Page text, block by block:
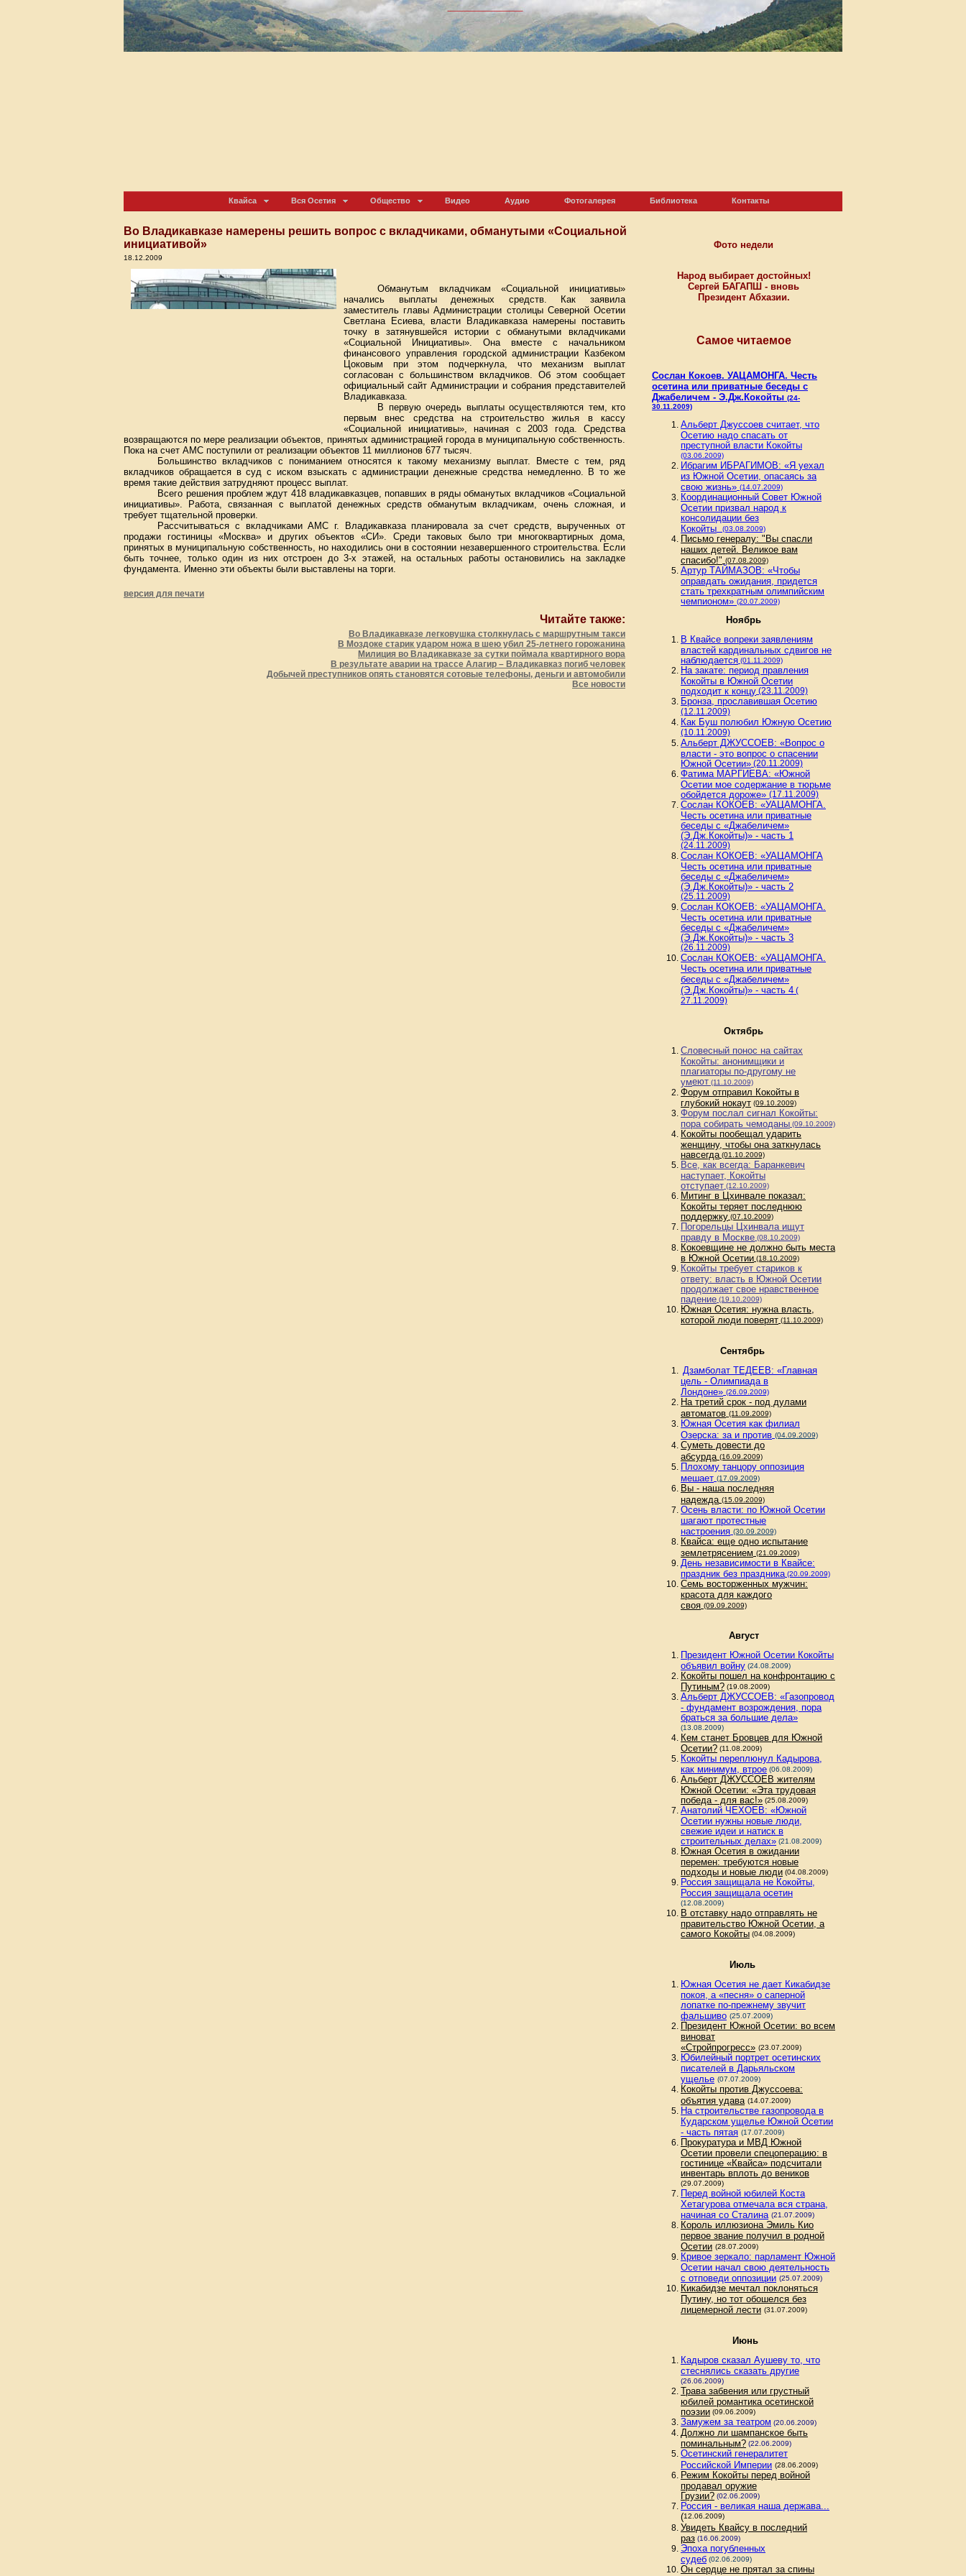
Квайса Вся Осетия Общество Видео Аудио Фотогалерея Библиотека Контакты
Во Владикавказе намерены решить вопрос с вкладчиками, обманутыми «Социальной
инициативой»
18.12.2009
Обманутым вкладчикам «Социальной инициативы»
начались выплаты денежных средств. Как заявила
заместитель главы Администрации столицы Северной Осетии
Светлана Есиева, власти Владикавказа намерены поставить
точку в затянувшейся истории с обманутыми вкладчиками
«Социальной Инициативы». Она вместе с начальником
финансового управления городской администрации Казбеком
Цоковым при этом подчеркнула, что механизм выплат
согласован с большинством вкладчиков. Об этом сообщает
официальный сайт Администрации и собрания представителей
Владикавказа.
В первую очередь выплаты осуществляются тем, кто
первым внес средства на строительство жилья в кассу
«Социальной инициативы», начиная с 2003 года. Средства
возвращаются по мере реализации объектов, принятых администрацией города в муниципальную собственность.
Пока на счет АМС поступили от реализации объектов 11 миллионов 677 тысяч.
Большинство вкладчиков с пониманием относятся к такому механизму выплат. Вместе с тем, ряд
вкладчиков обращается в суд с иском взыскать с администрации денежные средства немедленно. В то же
время такие действия затрудняют процесс выплат.
Всего решения проблем ждут 418 владикавказцев, попавших в ряды обманутых вкладчиков «Социальной
инициативы». Работа, связанная с выплатой денежных средств обманутым вкладчикам, очень сложная, и
требует тщательной проверки.
Рассчитываться с вкладчиками АМС г. Владикавказа планировала за счет средств, вырученных от
продажи гостиницы «Москва» и других объектов «СИ». Среди таковых было три многоквартирных дома,
принятых в муниципальную собственность, но находились они в состоянии незавершенного строительства. Если
быть точнее, только один из них отстроен до 3-х этажей, на остальных работы остановились на закладке
фундамента. Именно эти объекты были выставлены на торги.
версия для печати
Читайте также:
Во Владикавказе легковушка столкнулась с маршрутным такси
В Моздоке старик ударом ножа в шею убил 25-летнего горожанина
Милиция во Владикавказе за сутки поймала квартирного вора
В результате аварии на трассе Алагир – Владикавказ погиб человек
Добычей преступников опять становятся сотовые телефоны, деньги и автомобили
Все новости
Фото недели
Народ выбирает достойных!
Сергей БАГАПШ - вновь
Президент Абхазии.
Самое читаемое
Сослан Кокоев. УАЦАМОНГА. Честь
осетина или приватные беседы с
Джабеличем - Э.Дж.Кокойты (24-
30.11.2009)
Альберт Джуссоев считает, что
Осетию надо спасать от
преступной власти Кокойты
(03.06.2009)
Ибрагим ИБРАГИМОВ: «Я уехал
из Южной Осетии, опасаясь за
свою жизнь» (14.07.2009)
Координационный Совет Южной
Осетии призвал народ к
консолидации без
Кокойты
(03.08.2009)
Письмо генералу: "Вы спасли
наших детей. Великое вам
спасибо!" (07.08.2009)
Артур ТАЙМАЗОВ: «Чтобы
оправдать ожидания, придется
стать трехкратным олимпийским
чемпионом» (20.07.2009)
Ноябрь
В Квайсе вопреки заявлениям
властей кардинальных сдвигов не
наблюдается (01.11.2009)
На закате: период правления
Кокойты в Южной Осетии
подходит к концу (23.11.2009)
Бронза, прославившая Осетию
(12.11.2009)
Как Буш полюбил Южную Осетию
(10.11.2009)
Альберт ДЖУССОЕВ: «Вопрос о
власти - это вопрос о спасении
Южной Осетии» (20.11.2009)
Фатима МАРГИЕВА: «Южной
Осетии мое содержание в тюрьме
обойдется дороже» (17.11.2009)
Сослан КОКОЕВ: «УАЦАМОНГА.
Честь осетина или приватные
беседы с «Джабеличем»
(Э.Дж.Кокойты)» - часть 1
(24.11.2009)
Сослан КОКОЕВ: «УАЦАМОНГА
Честь осетина или приватные
беседы с «Джабеличем»
(Э.Дж.Кокойты)» - часть 2
(25.11.2009)
Сослан КОКОЕВ: «УАЦАМОНГА.
Честь осетина или приватные
беседы с «Джабеличем»
(Э.Дж.Кокойты)» - часть 3
(26.11.2009)
Сослан КОКОЕВ: «УАЦАМОНГА.
Честь осетина или приватные
беседы с «Джабеличем»
(Э.Дж.Кокойты)» - часть 4 (
27.11.2009)
Октябрь
Словесный понос на сайтах
Кокойты: анонимщики и
плагиаторы по-другому не
умеют (11.10.2009)
Форум отправил Кокойты в
глубокий нокаут (09.10.2009)
Форум послал сигнал Кокойты:
пора собирать чемоданы (09.10.2009)
Кокойты пообещал ударить
женщину, чтобы она заткнулась
навсегда (01.10.2009)
Все, как всегда: Баранкевич
наступает, Кокойты
отступает (12.10.2009)
Митинг в Цхинвале показал:
Кокойты теряет последнюю
поддержку (07.10.2009)
Погорельцы Цхинвала ищут
правду в Москве (08.10.2009)
Кокоевщине не должно быть места
в Южной Осетии (18.10.2009)
Кокойты требует стариков к
ответу: власть в Южной Осетии
продолжает свое нравственное
падение (19.10.2009)
Южная Осетия: нужна власть,
которой люди поверят (11.10.2009)
Сентябрь
Дзамболат ТЕДЕЕВ: «Главная
цель - Олимпиада в
Лондоне» (26.09.2009)
На третий срок - под дулами
автоматов (11.09.2009)
Южная Осетия как филиал
Озерска: за и против (04.09.2009)
Суметь довести до
абсурда (16.09.2009)
Плохому танцору оппозиция
мешает (17.09.2009)
Вы - наша последняя
надежда (15.09.2009)
Осень власти: по Южной Осетии
шагают протестные
настроения (30.09.2009)
Квайса: еще одно испытание
землетрясением (21.09.2009)
День независимости в Квайсе:
праздник без праздника (20.09.2009)
Семь восторженных мужчин:
красота для каждого
своя (09.09.2009)
Август
Президент Южной Осетии Кокойты
объявил войну (24.08.2009)
Кокойты пошел на конфронтацию с
Путиным? (19.08.2009)
Альберт ДЖУССОЕВ: «Газопровод
- фундамент возрождения, пора
браться за большие дела»
(13.08.2009)
Кем станет Бровцев для Южной
Осетии? (11.08.2009)
Кокойты переплюнул Кадырова,
как минимум, втрое (06.08.2009)
Альберт ДЖУССОЕВ жителям
Южной Осетии: «Эта трудовая
победа - для вас!» (25.08.2009)
Анатолий ЧЕХОЕВ: «Южной
Осетии нужны новые люди,
свежие идеи и натиск в
строительных делах» (21.08.2009)
Южная Осетия в ожидании
перемен: требуются новые
подходы и новые люди (04.08.2009)
Россия защищала не Кокойты,
Россия защищала осетин
(12.08.2009)
В отставку надо отправлять не
правительство Южной Осетии, а
самого Кокойты (04.08.2009)
Июль
Южная Осетия не дает Кикабидзе
покоя, а «песня» о саперной
лопатке по-прежнему звучит
фальшиво (25.07.2009)
Президент Южной Осетии: во всем
виноват
«Стройпрогресс» (23.07.2009)
Юбилейный портрет осетинских
писателей в Дарьяльском
ущелье (07.07.2009)
Кокойты против Джуссоева:
объятия удава (14.07.2009)
На строительстве газопровода в
Кударском ущелье Южной Осетии
- часть пятая (17.07.2009)
Прокуратура и МВД Южной
Осетии провели спецоперацию: в
гостинице «Квайса» подсчитали
инвентарь вплоть до веников
(29.07.2009)
Перед войной юбилей Коста
Хетагурова отмечала вся страна,
начиная со Сталина (21.07.2009)
Король иллюзиона Эмиль Кио
первое звание получил в родной
Осетии (28.07.2009)
Кривое зеркало: парламент Южной
Осетии начал свою деятельность
с отповеди оппозиции (25.07.2009)
Кикабидзе мечтал поклоняться
Путину, но тот обошелся без
лицемерной лести (31.07.2009)
Июнь
Кадыров сказал Аушеву то, что
стеснялись сказать другие
(26.06.2009)
Трава забвения или грустный
юбилей романтика осетинской
поэзии (09.06.2009)
Замужем за театром (20.06.2009)
Должно ли шампанское быть
поминальным? (22.06.2009)
Осетинский генералитет
Российской Империи (28.06.2009)
Режим Кокойты перед войной
продавал оружие
Грузии? (02.06.2009)
Россия - великая наша держава...
(12.06.2009)
Увидеть Квайсу в последний
раз (16.06.2009)
Эпоха погубленных
судеб (02.06.2009)
Он сердце не прятал за спины